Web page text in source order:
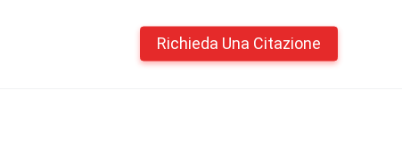
Richieda Una Citazione